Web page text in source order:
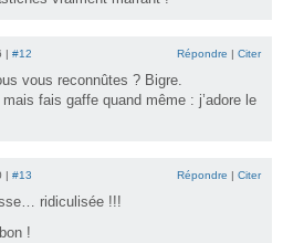
| #12 Répondre | Citer
vous reconnûtes ? Bigre.
fais gaffe quand même : j’adore le
| #13 Répondre | Citer
ridiculisée !!!
!